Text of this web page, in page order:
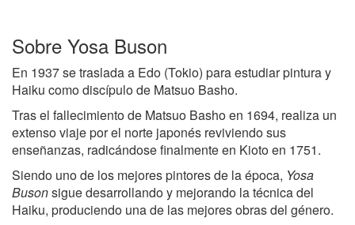
Sobre Yosa Buson
En 1937 se traslada a Edo (Tokio) para estudiar pintura y
Haiku como discípulo de Matsuo Basho.
Tras el fallecimiento de Matsuo Basho en 1694, realiza un
extenso viaje por el norte japonés reviviendo sus
enseñanzas, radicándose finalmente en Kioto en 1751.
Siendo uno de los mejores pintores de la época, Yosa
Busonsigue desarrollando y mejorando la técnica del
Haiku, produciendo una de las mejores obras del género.